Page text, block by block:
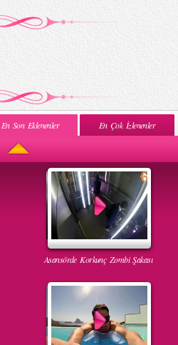
En Son Eklenenler En Çok İzlenenler
Asansörde Korkunç Zombi Şakası